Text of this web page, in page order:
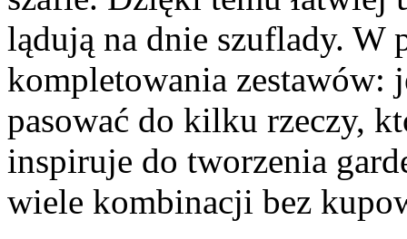
lądują na dnie szuflady. W
kompletowania zestawów:
pasować do kilku rzeczy,
inspiruje do tworzenia
wiele kombinacji bez